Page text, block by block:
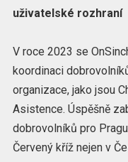
uživatelské rozhraní
V roce 2023 se
koordinaci
organizace, jako jsou
Asistence. Úspěšně
dobrovolníků pro
Červený kříž nejen v